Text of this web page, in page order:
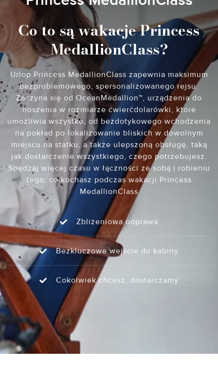
Co to są wakacje Princess
MedallionClass?
Urlop Princess MedallionClass zapewnia maksimum
bezproblemowego, spersonalizowanego rejsu.
Zaczyna się od OceanMedallion™, urządzenia do
noszenia w rozmiarze ćwierćdolarówki, które
umożliwia wszystko, od bezdotykowego wchodzenia
na pokład po lokalizowanie bliskich w dowolnym
miejscu na statku, a także ulepszoną obsługę, taką
jak dostarczenie wszystkiego, czego potrzebujesz.
Spędzaj więcej czasu w łączności ze sobą i robieniu
tego, co kochasz podczas wakacji Princess
MedallionClass
Zbliżeniowa odprawa
Bezkluczowe wejście do kabiny
Cokolwiek chcesz, dostarczamy